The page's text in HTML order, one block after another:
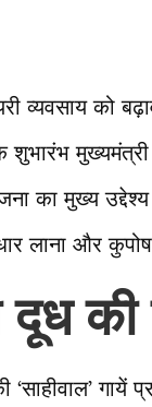
व्यवसाय को
शुभारंभ
का मुख्य
लाना और
दूध की
गायें